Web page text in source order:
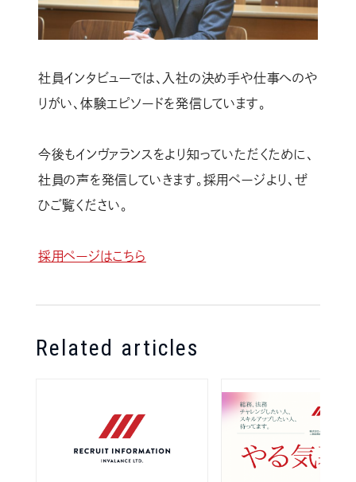
社員インタビューでは、入社の決め手や仕事へのや
りがい、体験エピソードを発信しています。
今後もインヴァランスをより知っていただくために、
社員の声を発信していきます。採用ページより、ぜ
ひご覧ください。
採用ページはこちら
Related articles